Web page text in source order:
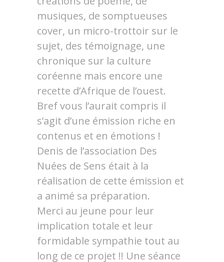
musiques, de somptueuses
cover, un micro-trottoir sur le
sujet, des témoignage, une
chronique sur la culture
coréenne mais encore une
recette d’Afrique de l’ouest.
Bref vous l’aurait compris il
s’agit d’une émission riche en
contenus et en émotions !
Denis de l’association Des
Nuées de Sens était à la
réalisation de cette émission et
a animé sa préparation.
Merci au jeune pour leur
implication totale et leur
formidable sympathie tout au
long de ce projet !! Une séance